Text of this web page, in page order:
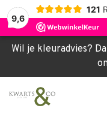
9,6
121
Wil je kleuradvies?